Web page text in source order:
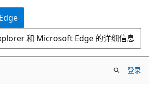
和 Microsoft Edge 的详细信息
登录